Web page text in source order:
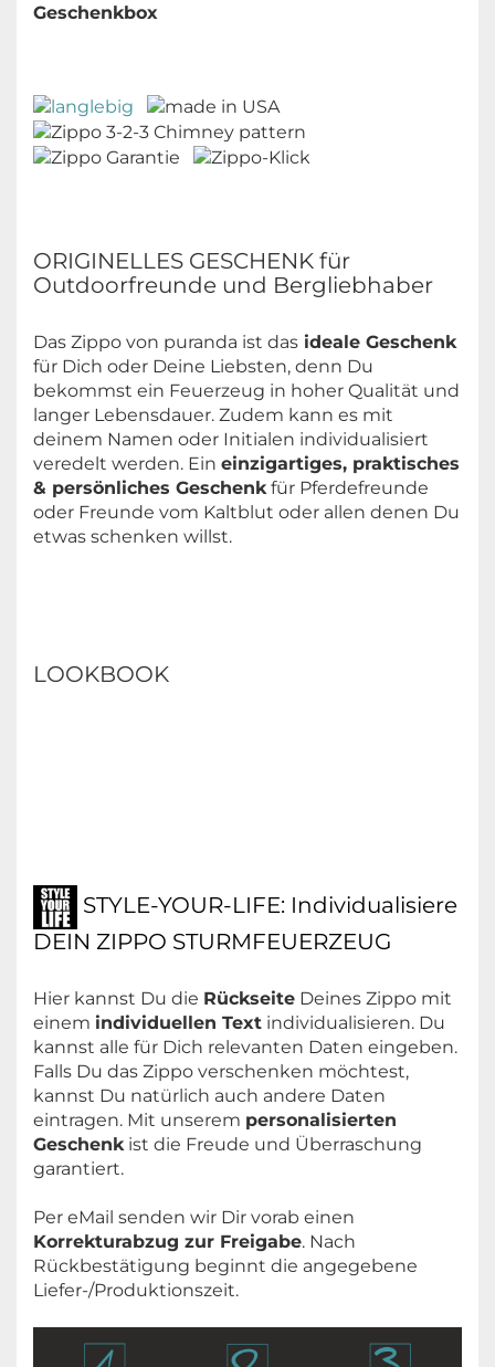
Geschenkbox
ORIGINELLES GESCHENK für
Outdoorfreunde und Bergliebhaber
Das Zippo von puranda ist das ideale Geschenk
für Dich oder Deine Liebsten, denn Du
bekommst ein Feuerzeug in hoher Qualität und
langer Lebensdauer. Zudem kann es mit
deinem Namen oder Initialen individualisiert
veredelt werden. Ein einzigartiges, praktisches
& persönliches Geschenk für Pferdefreunde
oder Freunde vom Kaltblut oder allen denen Du
etwas schenken willst.
LOOKBOOK
STYLE-YOUR-LIFE: Individualisiere
DEIN ZIPPO STURMFEUERZEUG
Hier kannst Du die Rückseite Deines Zippo mit
einem individuellen Text individualisieren. Du
kannst alle für Dich relevanten Daten eingeben.
Falls Du das Zippo verschenken möchtest,
kannst Du natürlich auch andere Daten
eintragen. Mit unserem personalisierten
Geschenk ist die Freude und Überraschung
garantiert.
Per eMail senden wir Dir vorab einen
Korrekturabzug zur Freigabe. Nach
Rückbestätigung beginnt die angegebene
Liefer-/Produktionszeit.